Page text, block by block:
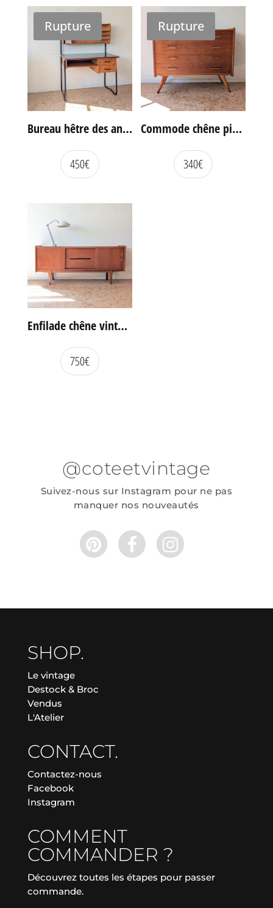
Rupture
Bureau hêtre des années 60
450€
Rupture
Commode chêne pieds compas vintage
340€
Enfilade chêne vintage portes coulissantes
750€
@coteetvintage
Suivez-nous sur Instagram pour ne pas
manquer nos nouveautés
SHOP.
Le vintage
Destock & Broc
Vendus
L'Atelier
CONTACT.
Contactez-nous
Facebook
Instagram
COMMENT
COMMANDER ?
Découvrez toutes les étapes pour passer
commande.